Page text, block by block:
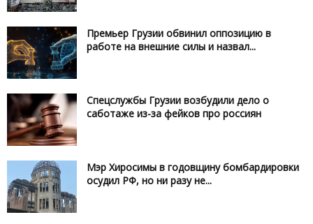
Премьер Грузии обвинил оппозицию в
работе на внешние силы и назвал...
Спецслужбы Грузии возбудили дело о
саботаже из-за фейков про россиян
Мэр Хиросимы в годовщину бомбардировки
осудил РФ, но ни разу не...